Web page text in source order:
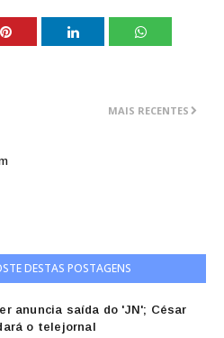
MAIS RECENTES
DESTAS POSTAGENS
anuncia saída do 'JN'; César
o telejornal